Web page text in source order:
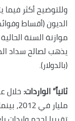
وللتوضيح أكثر
يذهب لصالح سداد
(بالدولار).
ثانياً” الواردات: